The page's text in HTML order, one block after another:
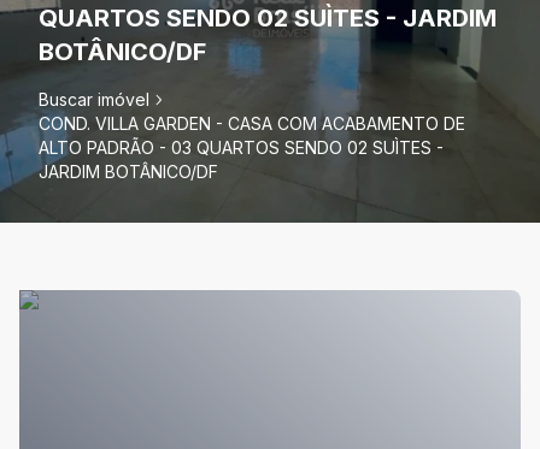
QUARTOS SENDO 02 SUÌTES - JARDIM
BOTÂNICO/DF
Buscar imóvel
COND. VILLA GARDEN - CASA COM ACABAMENTO DE
ALTO PADRÃO - 03 QUARTOS SENDO 02 SUÌTES -
JARDIM BOTÂNICO/DF